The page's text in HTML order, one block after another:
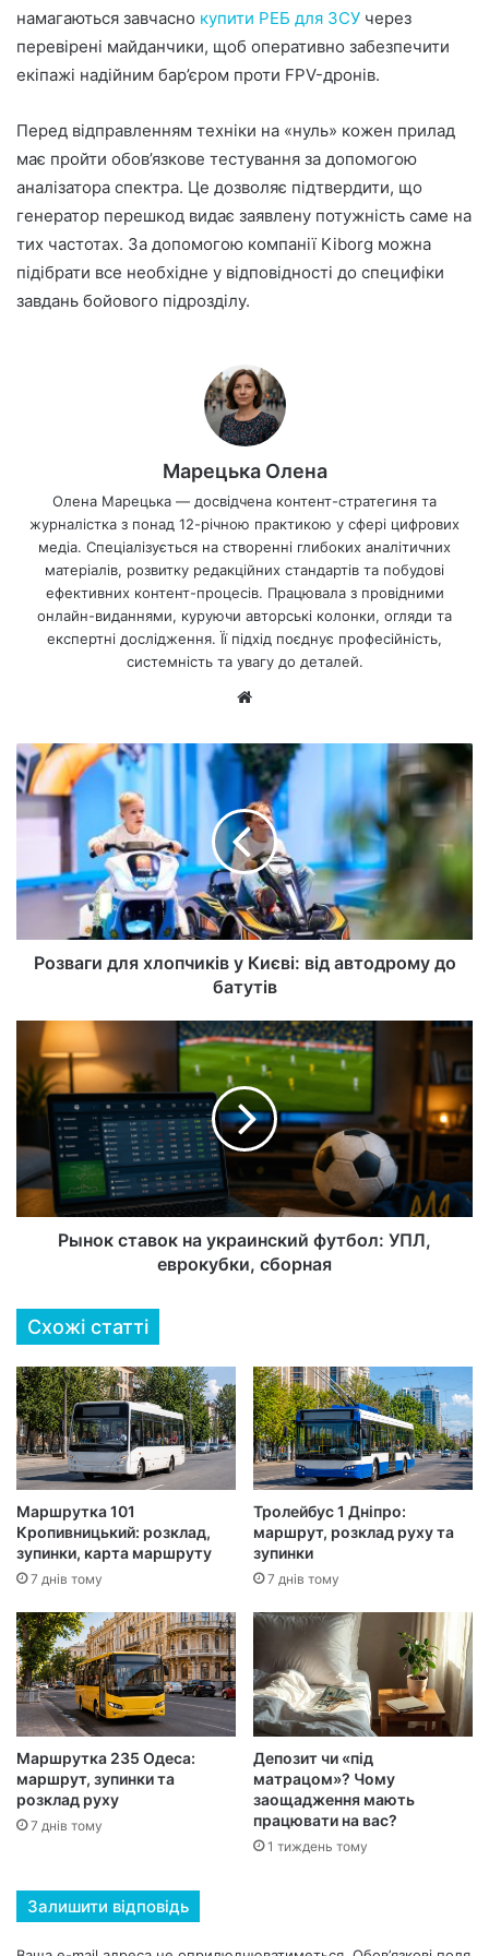
намагаються завчасно купити РЕБ для ЗСУ через
перевірені майданчики, щоб оперативно забезпечити
екіпажі надійним бар’єром проти FPV-дронів.
Перед відправленням техніки на «нуль» кожен прилад
має пройти обов’язкове тестування за допомогою
аналізатора спектра. Це дозволяє підтвердити, що
генератор перешкод видає заявлену потужність саме на
тих частотах. За допомогою компанії Kiborg можна
підібрати все необхідне у відповідності до специфіки
завдань бойового підрозділу.
Марецька Олена
Олена Марецька — досвідчена контент-стратегиня та
журналістка з понад 12-річною практикою у сфері цифрових
медіа. Спеціалізується на створенні глибоких аналітичних
матеріалів, розвитку редакційних стандартів та побудові
ефективних контент-процесів. Працювала з провідними
онлайн-виданнями, куруючи авторські колонки, огляди та
експертні дослідження. Її підхід поєднує професійність,
системність та увагу до деталей.
са
йт
Розваги для хлопчиків у Києві: від автодрому до
батутів
Рынок ставок на украинский футбол: УПЛ,
еврокубки, сборная
Схожі статті
Маршрутка 101
Кропивницький: розклад,
зупинки, карта маршруту
7 днів тому
Тролейбус 1 Дніпро:
маршрут, розклад руху та
зупинки
7 днів тому
Маршрутка 235 Одеса:
маршрут, зупинки та
розклад руху
7 днів тому
Депозит чи «під
матрацом»? Чому
заощадження мають
працювати на вас?
1 тиждень тому
Залишити відповідь